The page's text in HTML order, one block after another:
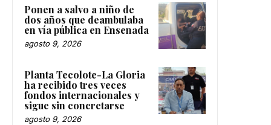
Ponen a salvo a niño de
dos años que deambulaba
en vía pública en Ensenada
agosto 9, 2026
Planta Tecolote-La Gloria
ha recibido tres veces
fondos internacionales y
sigue sin concretarse
agosto 9, 2026